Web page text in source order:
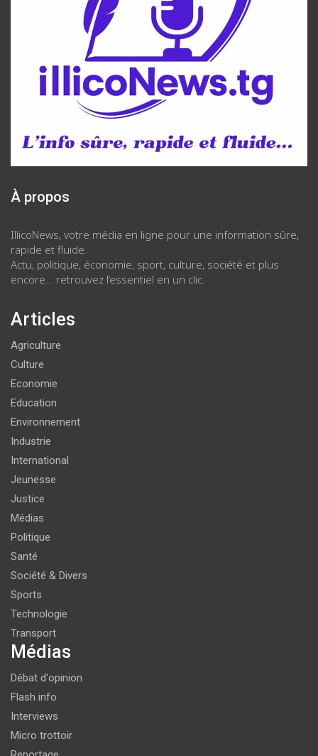
À propos
IllicoNews, votre média en ligne pour une information sûre,
rapide et fluide.
Actu, politique, économie, sport, culture, société et plus
encore… retrouvez l’essentiel en un clic.
Articles
Agriculture
Culture
Economie
Education
Environnement
Industrie
International
Jeunesse
Justice
Médias
Politique
Santé
Société & Divers
Sports
Technologie
Transport
Médias
Débat d'opinion
Flash info
Interviews
Micro trottoir